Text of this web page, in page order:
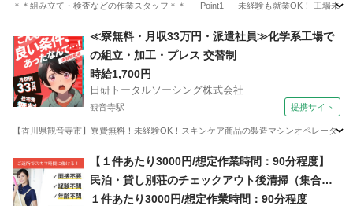
＊＊組み立て・検査などの作業スタッフ＊＊ --- Point1 --- 未経験も就業OK！ 工場未
工場 スタッフ
≪寮無料・月収33万円・派遣社員≫化学系工場で
の組立・加工・プレス 交替制
時給1,700円
日研トータルソーシング株式会社
観音寺駅 提携サイト
【香川県観音寺市】寮費無料！未経験OK！スキンケア商品の製造マシンオペレータ
観音寺駅 その他
【１件あたり3000円/想定作業時間：90分程度】
民泊・貸し別荘のチェックアウト後清掃（集合住
宅タイプ）_1室90分
１件あたり3000円/想定作業時間：90分程度